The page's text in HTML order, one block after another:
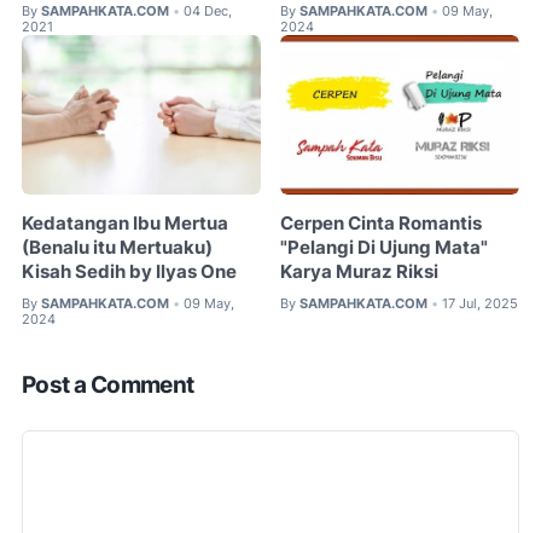
By SAMPAHKATA.COM • 04 Dec,
2021
By SAMPAHKATA.COM • 09 May,
2024
Kedatangan Ibu Mertua
(Benalu itu Mertuaku)
Kisah Sedih by Ilyas One
By SAMPAHKATA.COM • 09 May,
2024
Cerpen Cinta Romantis
"Pelangi Di Ujung Mata"
Karya Muraz Riksi
By SAMPAHKATA.COM • 17 Jul, 2025
Post a Comment